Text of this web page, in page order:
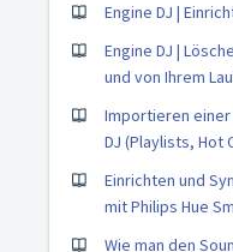
Engine DJ |
Engine DJ |
und von Ihrem
Importieren einer
DJ (Playlists, Hot
Einrichten und
mit Philips Hue
Wie man den